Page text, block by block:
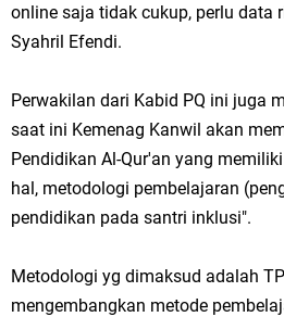
online saja tidak cukup, perlu data
Syahril Efendi.
Perwakilan dari Kabid PQ ini juga
saat ini Kemenag Kanwil akan
Pendidikan Al-Qur'an yang
hal, metodologi pembelajaran
pendidikan pada santri inklusi".
Metodologi yg dimaksud adalah
mengembangkan metode